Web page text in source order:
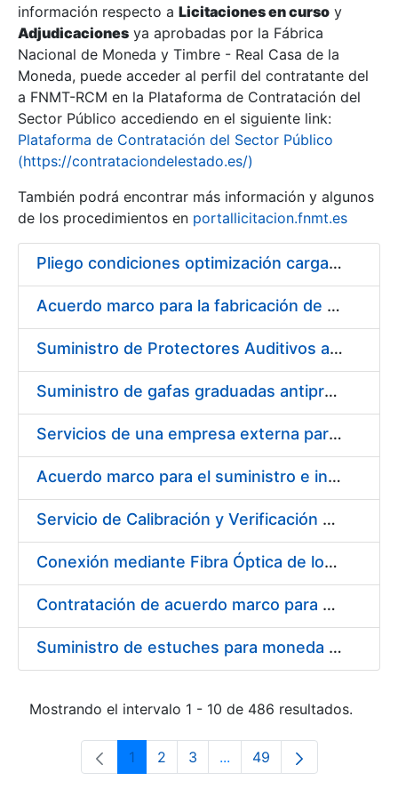
Mostrar/Ocultar
información respecto a Licitaciones en curso y
Adjudicaciones ya aprobadas por la Fábrica
Nacional de Moneda y Timbre - Real Casa de la
Moneda, puede acceder al perfil del contratante del
a FNMT-RCM en la Plataforma de Contratación del
Sector Público accediendo en el siguiente link:
Plataforma de Contratación del Sector Público
(https://contrataciondelestado.es/)
También podrá encontrar más información y algunos
de los procedimientos en portallicitacion.fnmt.es
Pliego condiciones optimización cargas compras firmado
Acuerdo marco para la fabricación de piezas
Suministro de Protectores Auditivos a medida para las personas trabajadoras de los Centros de Trabajo de Madrid y Burgos
Suministro de gafas graduadas antiproyecciones para los trabajadores de la FNMT-RCM en los centros de trabajo de Madrid y Burgos
Servicios de una empresa externa para el asesoramiento y resolución de los recursos de alzada que se presentan relacionados con procesos de selección para la FNMT-RCM
Acuerdo marco para el suministro e instalación de persianas, estores y otros complementos
Servicio de Calibración y Verificación Externa de los Equipos de Medición del Servicio de Prevención de la FNMT-RCM
Conexión mediante Fibra Óptica de los Centros de Proceso de Datos (CPDs) de las sedes de la FNMT-RCM de Burgos y Madrid
Contratación de acuerdo marco para el Suministro de Material de Electricidad para la Fábrica Nacional de Moneda y Timbre-Real Casa de la Moneda en su centro de trabajo de Burgos
Suministro de estuches para moneda de 30 €
Mostrando el intervalo 1 - 10 de 486 resultados.
Página
1 Página
2 Página
3 ...Páginas intermedias Use
Página
49